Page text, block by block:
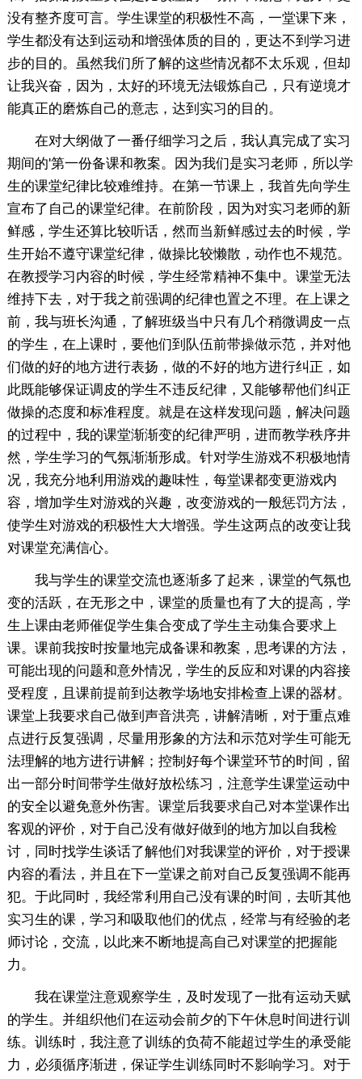
没有整齐度可言。学生课堂的积极性不高，一堂课下来，
学生都没有达到运动和增强体质的目的，更达不到学习进
步的目的。虽然我们所了解的这些情况都不太乐观，但却
让我兴奋，因为，太好的环境无法锻炼自己，只有逆境才
能真正的磨炼自己的意志，达到实习的目的。
在对大纲做了一番仔细学习之后，我认真完成了实习
期间的'第一份备课和教案。因为我们是实习老师，所以学
生的课堂纪律比较难维持。在第一节课上，我首先向学生
宣布了自己的课堂纪律。在前阶段，因为对实习老师的新
鲜感，学生还算比较听话，然而当新鲜感过去的时候，学
生开始不遵守课堂纪律，做操比较懒散，动作也不规范。
在教授学习内容的时候，学生经常精神不集中。课堂无法
维持下去，对于我之前强调的纪律也置之不理。在上课之
前，我与班长沟通，了解班级当中只有几个稍微调皮一点
的学生，在上课时，要他们到队伍前带操做示范，并对他
们做的好的地方进行表扬，做的不好的地方进行纠正，如
此既能够保证调皮的学生不违反纪律，又能够帮他们纠正
做操的态度和标准程度。就是在这样发现问题，解决问题
的过程中，我的课堂渐渐变的纪律严明，进而教学秩序井
然，学生学习的气氛渐渐形成。针对学生游戏不积极地情
况，我充分地利用游戏的趣味性，每堂课都变更游戏内
容，增加学生对游戏的兴趣，改变游戏的一般惩罚方法，
使学生对游戏的积极性大大增强。学生这两点的改变让我
对课堂充满信心。
我与学生的课堂交流也逐渐多了起来，课堂的气氛也
变的活跃，在无形之中，课堂的质量也有了大的提高，学
生上课由老师催促学生集合变成了学生主动集合要求上
课。课前我按时按量地完成备课和教案，思考课的方法，
可能出现的问题和意外情况，学生的反应和对课的内容接
受程度，且课前提前到达教学场地安排检查上课的器材。
课堂上我要求自己做到声音洪亮，讲解清晰，对于重点难
点进行反复强调，尽量用形象的方法和示范对学生可能无
法理解的地方进行讲解；控制好每个课堂环节的时间，留
出一部分时间带学生做好放松练习，注意学生课堂运动中
的安全以避免意外伤害。课堂后我要求自己对本堂课作出
客观的评价，对于自己没有做好做到的地方加以自我检
讨，同时找学生谈话了解他们对我课堂的评价，对于授课
内容的看法，并且在下一堂课之前对自己反复强调不能再
犯。于此同时，我经常利用自己没有课的时间，去听其他
实习生的课，学习和吸取他们的优点，经常与有经验的老
师讨论，交流，以此来不断地提高自己对课堂的把握能
力。
我在课堂注意观察学生，及时发现了一批有运动天赋
的学生。并组织他们在运动会前夕的下午休息时间进行训
练。训练时，我注意了训练的负荷不能超过学生的承受能
力，必须循序渐进，保证学生训练同时不影响学习。对于